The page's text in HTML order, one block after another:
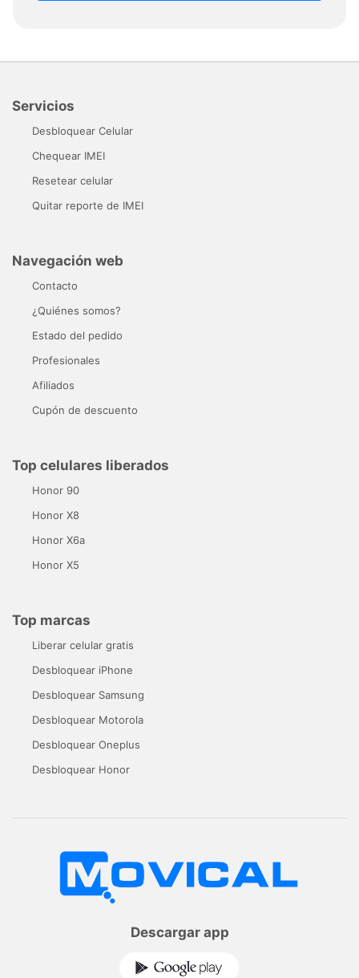
Servicios
Desbloquear Celular
Chequear IMEI
Resetear celular
Quitar reporte de IMEI
Navegación web
Contacto
¿Quiénes somos?
Estado del pedido
Profesionales
Afiliados
Cupón de descuento
Top celulares liberados
Honor 90
Honor X8
Honor X6a
Honor X5
Top marcas
Liberar celular gratis
Desbloquear iPhone
Desbloquear Samsung
Desbloquear Motorola
Desbloquear Oneplus
Desbloquear Honor
Descargar app